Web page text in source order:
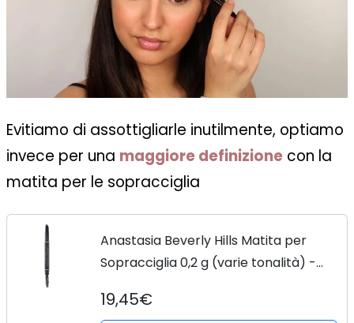
Evitiamo di assottigliarle inutilmente, optiamo
invece per una maggiore definizione con la
matita per le sopracciglia
Anastasia Beverly Hills Matita per
Sopracciglia 0,2 g (varie tonalità) -
19,45€